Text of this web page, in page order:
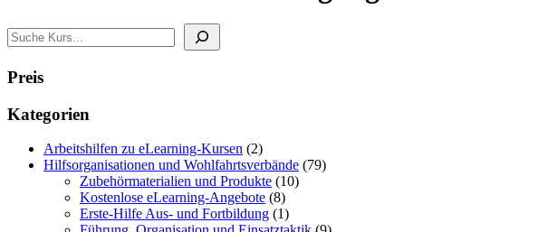
Search
Preis
Kategorien
Arbeitshilfen zu eLearning-Kursen 22
Produkte
Hilfsorganisationen und Wohlfahrtsverbände 7979
Zubehörmaterialien und Produkte 1010
Kostenlose eLearning-Angebote 88
Produkte
Erste-Hilfe Aus- und Fortbildung 11